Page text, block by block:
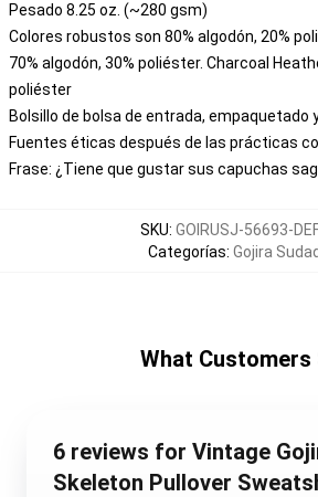
Pesado 8.25 oz. (~280 gsm)
Colores robustos son 80% algodón, 20%
70% algodón, 30% poliéster. Charcoal
poliéster
Bolsillo de bolsa de entrada, empaquetado
Fuentes éticas después de las prácticas
Frase: ¿Tiene que gustar sus capuchas
SKU: GOIRUSJ-56693-
Categorías: Gojira
What Customers
6 reviews for Vintage
Skeleton Pullover